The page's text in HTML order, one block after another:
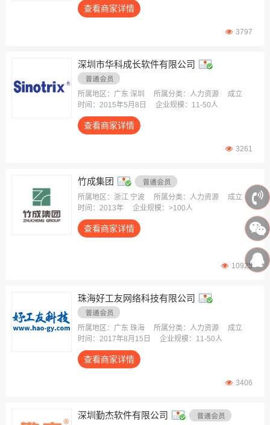
查看商家详情
3797
深圳市华科成长软件有限公司
所属地区：广东 深圳 所属分类：人力资源
成立
时间：2015年5月8日
企业规模：11-50人
查看商家详情
3261
竹成集团
所属地区：浙江 宁波 所属分类：人力资源
成立
时间：2013年
企业规模：>100人
查看商家详情
10925
珠海好工友网络科技有限公司
所属地区：广东 珠海 所属分类：人力资源
成立
时间：2017年8月15日
企业规模：11-50人
查看商家详情
3406
深圳勤杰软件有限公司